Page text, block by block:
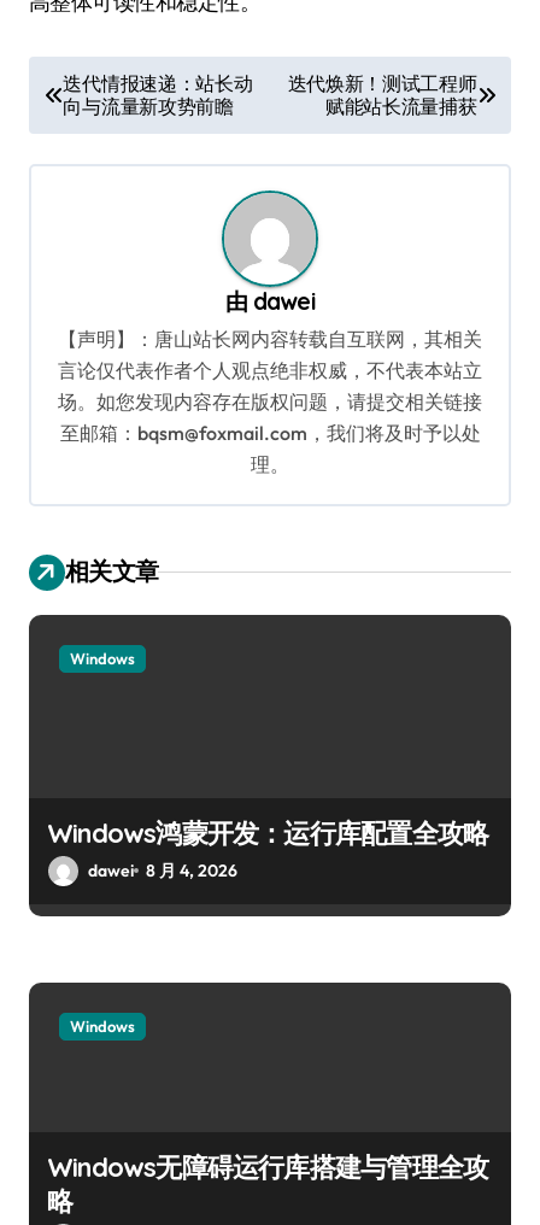
章
导
迭代情报速递：站长动
向与流量新攻势前瞻
迭代焕新！测试工程师
赋能站长流量捕获
由 dawei
【声明】：唐山站长网内容转载自互联网，其相关
言论仅代表作者个人观点绝非权威，不代表本站立
场。如您发现内容存在版权问题，请提交相关链接
至邮箱：bqsm@foxmail.com，我们将及时予以处
理。
相关文章
Windows
Windows鸿蒙开发：运行库配置全攻略
dawei 8 月 4, 2026
Windows
Windows无障碍运行库搭建与管理全攻
略